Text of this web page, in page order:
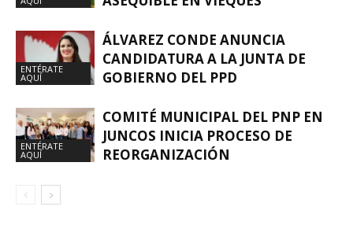
ENTÉRATE
AQUÍ
ÁLVAREZ CONDE ANUNCIA
CANDIDATURA A LA JUNTA DE
GOBIERNO DEL PPD
ENTÉRATE
AQUÍ
COMITÉ MUNICIPAL DEL PNP EN
JUNCOS INICIA PROCESO DE
REORGANIZACIÓN